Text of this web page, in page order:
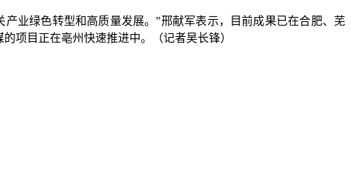
业绿色转型和高质量发展。”邢献军表示，目前成果已在合肥、芜
项目正在亳州快速推进中。（记者吴长锋）